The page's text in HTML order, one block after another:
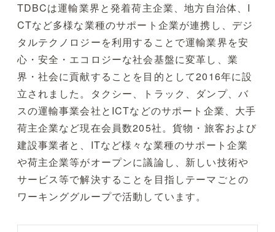
TDBCは運輸業界と発着荷主企業、地方自治体、I
CTなど多様な業種のサポート企業が連携し、デジ
タルテクノロジーを利用することで運輸業界を安
心・安全・エコロジーな社会基盤に変革し、業
界・社会に貢献することを目的として2016年に設
立されました。タクシー、トラック、ダンプ、バ
スの運輸事業会社とICTなどのサポート企業、大手
荷主企業など現在会員数205社。貨物・旅客および
建設事業者と、ITなど様々な業種のサポート企業
や荷主企業等がオープンに議論し、新しい技術や
サービス等で解決することを目指しテーマごとの
ワーキンググループで活動しています。